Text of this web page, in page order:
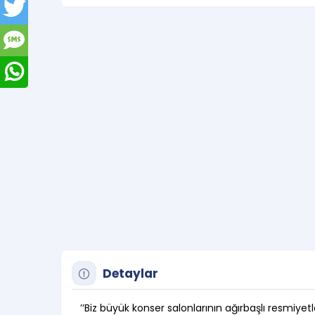
Detaylar
’’Biz büyük konser salonlarının ağırbaşlı